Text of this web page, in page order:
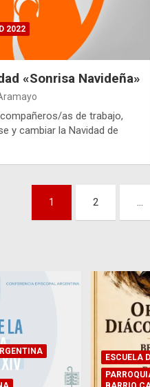
2022
«Sonrisa Navideña»
as de trabajo,
y cambiar la Navidad de
1 2 …
ESCUELA